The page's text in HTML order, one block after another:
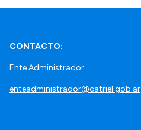
CONTACTO:
Ente Administrador
enteadministrador@catriel.gob.ar